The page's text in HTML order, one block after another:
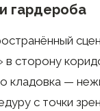
гардероба
в сторону
кладовка —
с точки